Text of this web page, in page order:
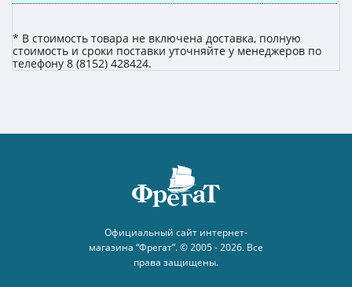
* В стоимость товара не включена доставка, полную
стоимость и сроки поставки уточняйте у менеджеров по
телефону 8 (8152) 428424.
Официальный сайт интернет-
магазина “Фрегат”. © 2005 - 2026. Все
права защищены.